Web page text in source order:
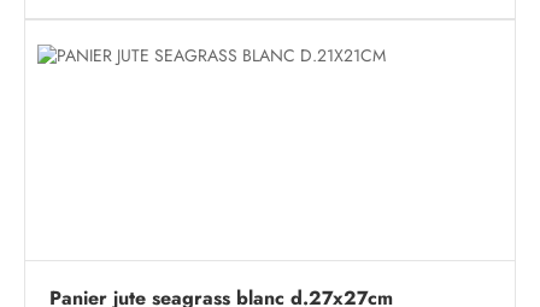
Panier jute seagrass blanc d.27x27cm